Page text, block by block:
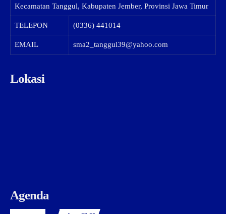
Kecamatan Tanggul, Kabupaten Jember, Provinsi Jawa Timur
TELEPON (0336) 441014
EMAIL sma2_tanggul39@yahoo.com
Lokasi
Agenda